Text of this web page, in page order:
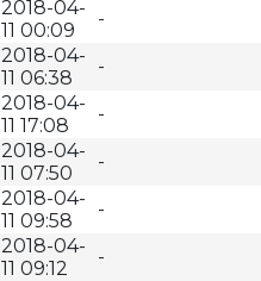
2018-04-
11 00:09
-
2018-04-
11 06:38
-
2018-04-
11 17:08
-
2018-04-
11 07:50
-
2018-04-
11 09:58
-
2018-04-
11 09:12
-